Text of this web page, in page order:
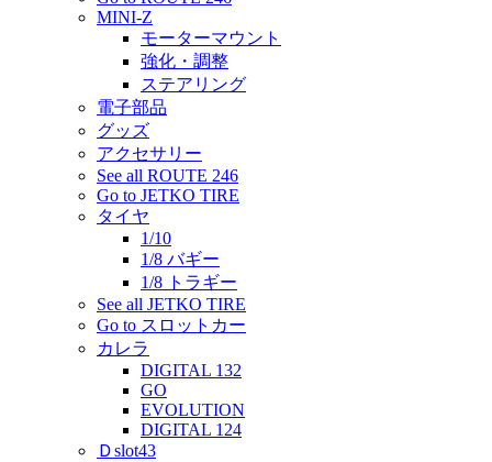
MINI-Z
モーターマウント
強化・調整
ステアリング
電子部品
グッズ
アクセサリー
See all ROUTE 246
Go to JETKO TIRE
タイヤ
1/10
1/8 バギー
1/8 トラギー
See all JETKO TIRE
Go to スロットカー
カレラ
DIGITAL 132
GO
EVOLUTION
DIGITAL 124
Ｄslot43